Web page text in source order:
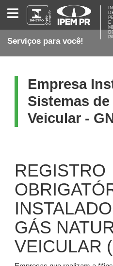
INSTITUTO
PESOS
E
DO
E
Serviços para você!
Empresa
Sistemas
Veicular -
REGISTRO
GÁS
VEICULAR